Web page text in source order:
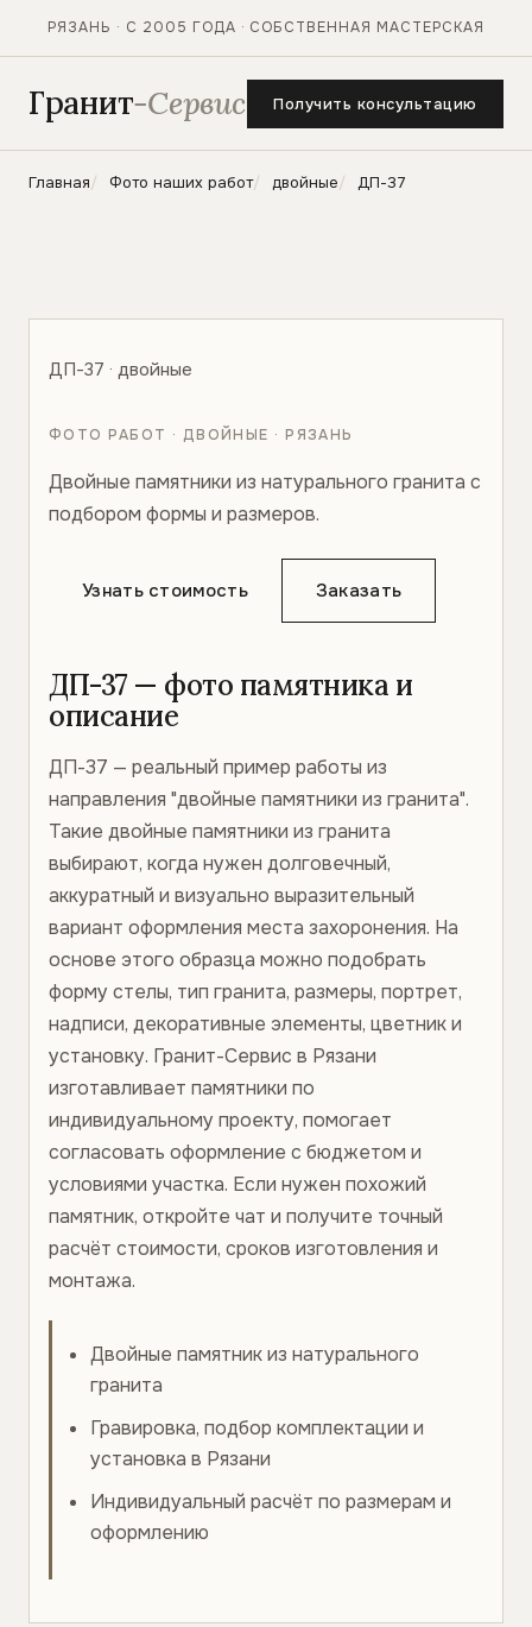
РЯЗАНЬ · С 2005 ГОДА · СОБСТВЕННАЯ МАСТЕРСКАЯ
Гранит-Сервис Получить консультацию
Главная Фото наших работ двойные ДП-37
ДП-37 · двойные
ФОТО РАБОТ · ДВОЙНЫЕ · РЯЗАНЬ
Двойные памятники из натурального гранита с
подбором формы и размеров.
Узнать стоимость Заказать
ДП-37 — фото памятника и
описание
ДП-37 — реальный пример работы из
направления "двойные памятники из гранита".
Такие двойные памятники из гранита
выбирают, когда нужен долговечный,
аккуратный и визуально выразительный
вариант оформления места захоронения. На
основе этого образца можно подобрать
форму стелы, тип гранита, размеры, портрет,
надписи, декоративные элементы, цветник и
установку. Гранит-Сервис в Рязани
изготавливает памятники по
индивидуальному проекту, помогает
согласовать оформление с бюджетом и
условиями участка. Если нужен похожий
памятник, откройте чат и получите точный
расчёт стоимости, сроков изготовления и
монтажа.
Двойные памятник из натурального
гранита
Гравировка, подбор комплектации и
установка в Рязани
Индивидуальный расчёт по размерам и
оформлению